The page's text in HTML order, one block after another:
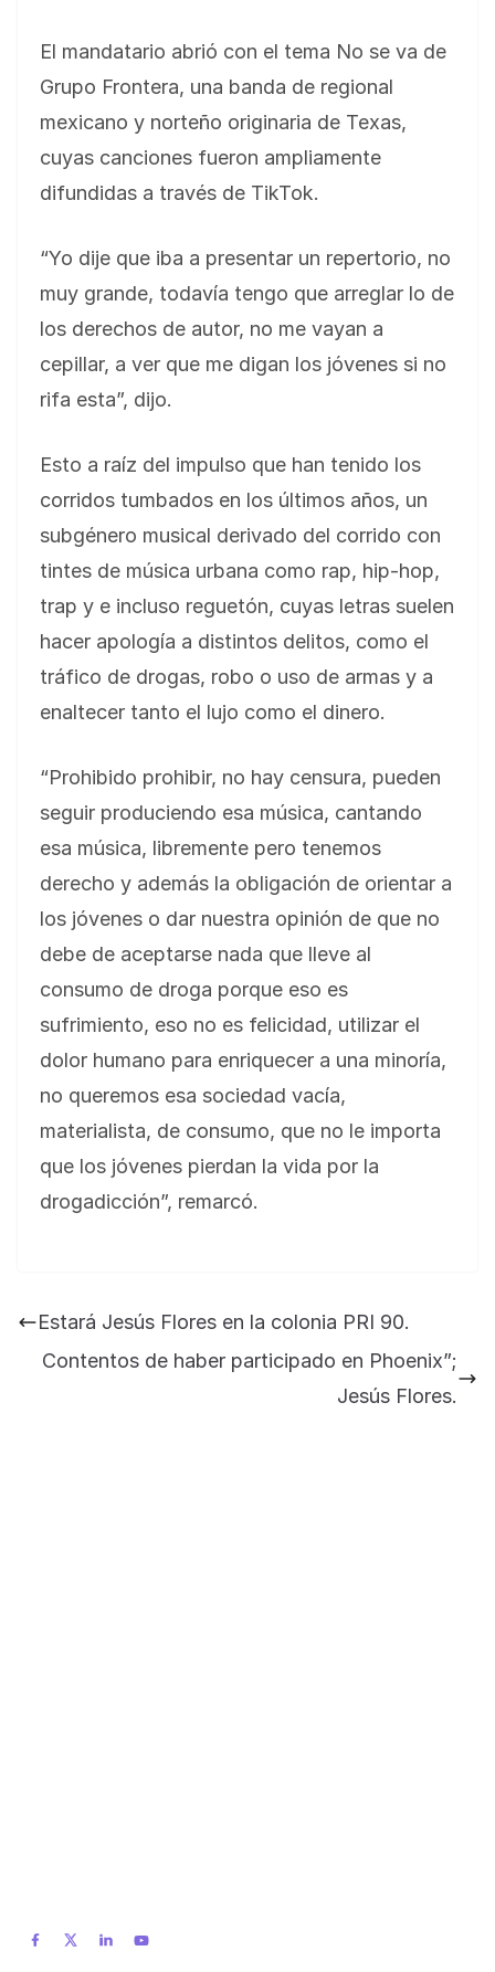
El mandatario abrió con el tema No se va de
Grupo Frontera, una banda de regional
mexicano y norteño originaria de Texas,
cuyas canciones fueron ampliamente
difundidas a través de TikTok.
“Yo dije que iba a presentar un repertorio, no
muy grande, todavía tengo que arreglar lo de
los derechos de autor, no me vayan a
cepillar, a ver que me digan los jóvenes si no
rifa esta”, dijo.
Esto a raíz del impulso que han tenido los
corridos tumbados en los últimos años, un
subgénero musical derivado del corrido con
tintes de música urbana como rap, hip-hop,
trap y e incluso reguetón, cuyas letras suelen
hacer apología a distintos delitos, como el
tráfico de drogas, robo o uso de armas y a
enaltecer tanto el lujo como el dinero.
“Prohibido prohibir, no hay censura, pueden
seguir produciendo esa música, cantando
esa música, libremente pero tenemos
derecho y además la obligación de orientar a
los jóvenes o dar nuestra opinión de que no
debe de aceptarse nada que lleve al
consumo de droga porque eso es
sufrimiento, eso no es felicidad, utilizar el
dolor humano para enriquecer a una minoría,
no queremos esa sociedad vacía,
materialista, de consumo, que no le importa
que los jóvenes pierdan la vida por la
drogadicción”, remarcó.
Estará Jesús Flores en la colonia PRI 90.
Contentos de haber participado en Phoenix”;
Jesús Flores.
BLOG
de Sonora Dr. Alfonso Durazo se esperan
importantes anuncios en el tema de salud
para la Universidad y para el municipio